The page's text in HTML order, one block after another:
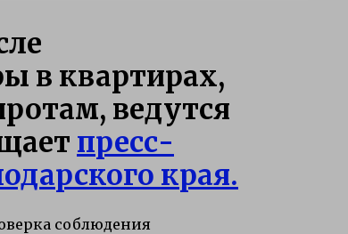
в квартирах,
ведутся
пресс-
края.
соблюдения